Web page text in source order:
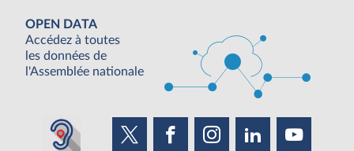
OPEN DATA
Accédez à toutes
les données de
l'Assemblée nationale